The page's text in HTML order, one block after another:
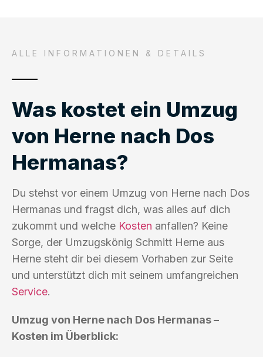
ALLE INFORMATIONEN & DETAILS
Was kostet ein Umzug
von Herne nach Dos
Hermanas?
Du stehst vor einem Umzug von Herne nach Dos
Hermanas und fragst dich, was alles auf dich
zukommt und welche Kosten anfallen? Keine
Sorge, der Umzugskönig Schmitt Herne aus
Herne steht dir bei diesem Vorhaben zur Seite
und unterstützt dich mit seinem umfangreichen
Service.
Umzug von Herne nach Dos Hermanas –
Kosten im Überblick: